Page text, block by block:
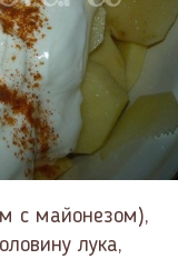
с майонезом),
лука,